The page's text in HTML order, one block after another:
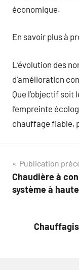
économique.
En savoir plus à
L’évolution des
d’amélioration
Que l’objectif soit
l’empreinte
chauffage fiable,
de
Publication
Chaudière à
système à